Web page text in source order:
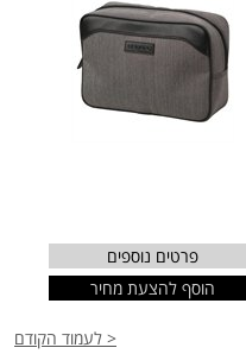
פרטים נוספים
הוסף להצעת מחיר
< לעמוד הקודם